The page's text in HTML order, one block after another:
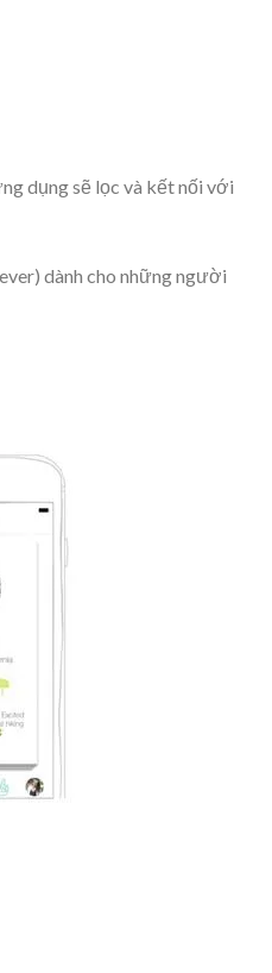
dụng sẽ lọc và kết nối với
dành cho những người